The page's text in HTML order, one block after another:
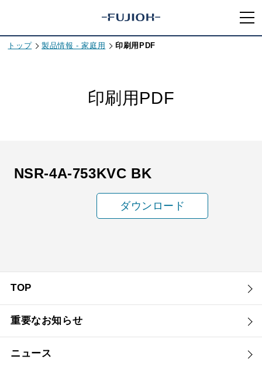
トップ 製品情報 - 家庭用 印刷用PDF
印刷用PDF
NSR-4A-753KVC BK
ダウンロード
TOP
重要なお知らせ
ニュース